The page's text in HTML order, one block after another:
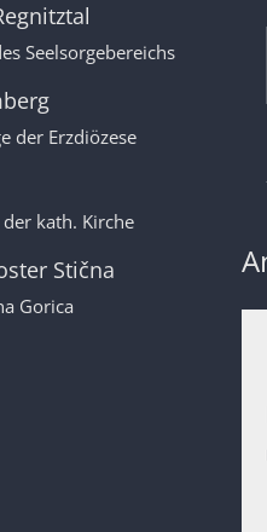
Seelsorgebereichs
der Erzdiözese
kath. Kirche
Stična
Gorica